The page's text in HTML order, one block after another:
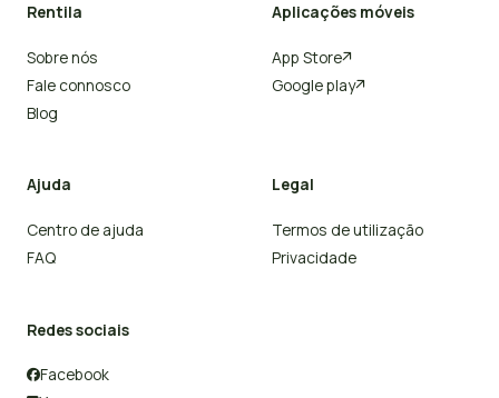
Rentila
Sobre nós
Fale connosco
Blog
Aplicações móveis
App Store
Google play
Ajuda
Centro de ajuda
FAQ
Legal
Termos de utilização
Privacidade
Redes sociais
Facebook